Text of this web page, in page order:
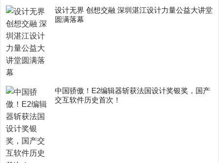
设计无界 创想交融 深圳湛江设计力量公益大讲堂
圆满落幕
中国骄傲！E2编辑器斩获法国设计奖银奖，国产
交互软件历史首次！